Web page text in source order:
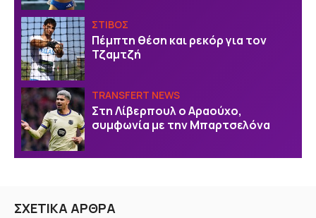
ΣΤΙΒΟΣ
Πέμπτη θέση και ρεκόρ για τον
Τζαμτζή
TRANSFERT NEWS
Στη Λίβερπουλ ο Αραούχο,
συμφωνία με την Μπαρτσελόνα
ΣΧΕΤΙΚΑ ΑΡΘΡΑ